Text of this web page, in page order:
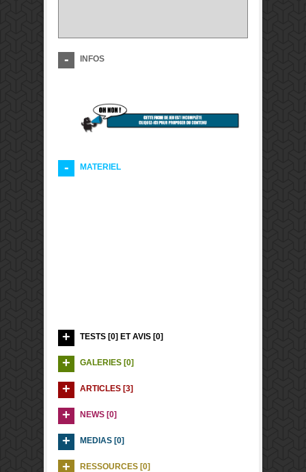
INFOS
MATERIEL
TESTS [0] ET AVIS [0]
GALERIES [0]
ARTICLES [3]
NEWS [0]
MEDIAS [0]
RESSOURCES [0]